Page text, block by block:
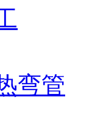
弯管